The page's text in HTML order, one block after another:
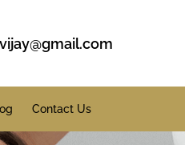
Contact Us